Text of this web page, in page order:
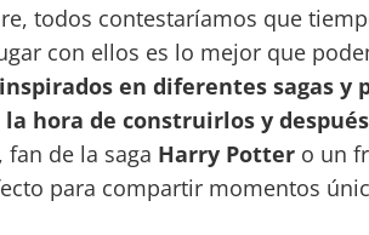
todos contestaríamos que
con ellos es lo mejor que
en diferentes sagas y
hora de construirlos y
fan de la saga Harry Potter o un
para compartir momentos